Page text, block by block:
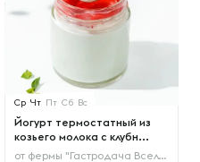
Ср Чт Пт Сб Вс
Йогурт термостатный из
козьего молока с клубн...
от фермы "Гастродача Вселуг"